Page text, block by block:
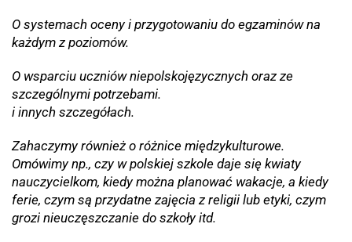
O systemach oceny i przygotowaniu do egzaminów na
każdym z poziomów.
O wsparciu uczniów niepolskojęzycznych oraz ze
szczególnymi potrzebami.
i innych szczegółach.
Zahaczymy również o różnice międzykulturowe.
Omówimy np., czy w polskiej szkole daje się kwiaty
nauczycielkom, kiedy można planować wakacje, a kiedy
ferie, czym są przydatne zajęcia z religii lub etyki, czym
grozi nieuczęszczanie do szkoły itd.